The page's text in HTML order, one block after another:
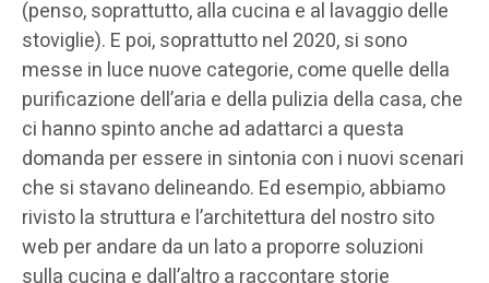
(penso, soprattutto, alla cucina e al lavaggio delle
stoviglie). E poi, soprattutto nel 2020, si sono
messe in luce nuove categorie, come quelle della
purificazione dell’aria e della pulizia della casa, che
ci hanno spinto anche ad adattarci a questa
domanda per essere in sintonia con i nuovi scenari
che si stavano delineando. Ed esempio, abbiamo
rivisto la struttura e l’architettura del nostro sito
web per andare da un lato a proporre soluzioni
sulla cucina e dall’altro a raccontare storie